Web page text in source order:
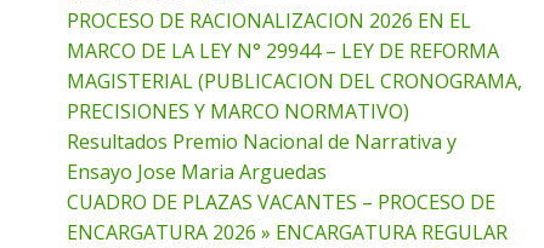
PROCESO DE RACIONALIZACION 2026 EN EL
MARCO DE LA LEY N° 29944 – LEY DE REFORMA
MAGISTERIAL (PUBLICACION DEL CRONOGRAMA,
PRECISIONES Y MARCO NORMATIVO)
Resultados Premio Nacional de Narrativa y
Ensayo Jose Maria Arguedas
CUADRO DE PLAZAS VACANTES – PROCESO DE
ENCARGATURA 2026 » ENCARGATURA REGULAR